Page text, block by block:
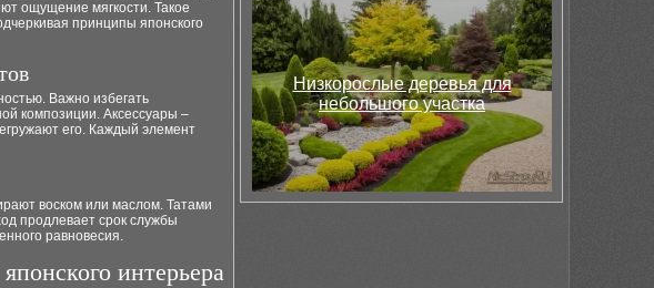
ощущение мягкости. Такое
принципы японского
Важно избегать
композиции. Аксессуары –
его. Каждый элемент
воском или маслом. Татами
продлевает срок службы
равновесия.
интерьера
Низкорослые деревья для
небольшого участка